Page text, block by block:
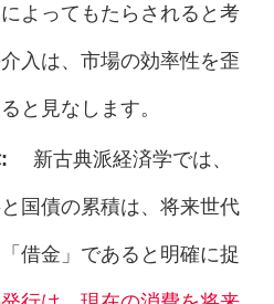
よってもたらされると考
入は、市場の効率性を歪
と見なします。
新古典派経済学では、
国債の累積は、将来世代
借金」であると明確に捉